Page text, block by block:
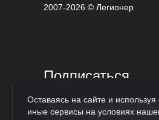
2007-2026 © Легионер
Подписаться
Оставаясь на сайте и
иные сервисы на условиях